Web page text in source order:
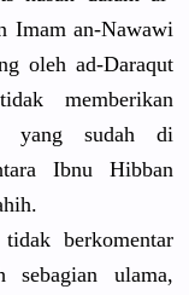
Imam an-Nawawi
oleh ad-Daraqut
memberikan
yang sudah di
Ibnu Hibban
berkomentar
sebagian ulama,